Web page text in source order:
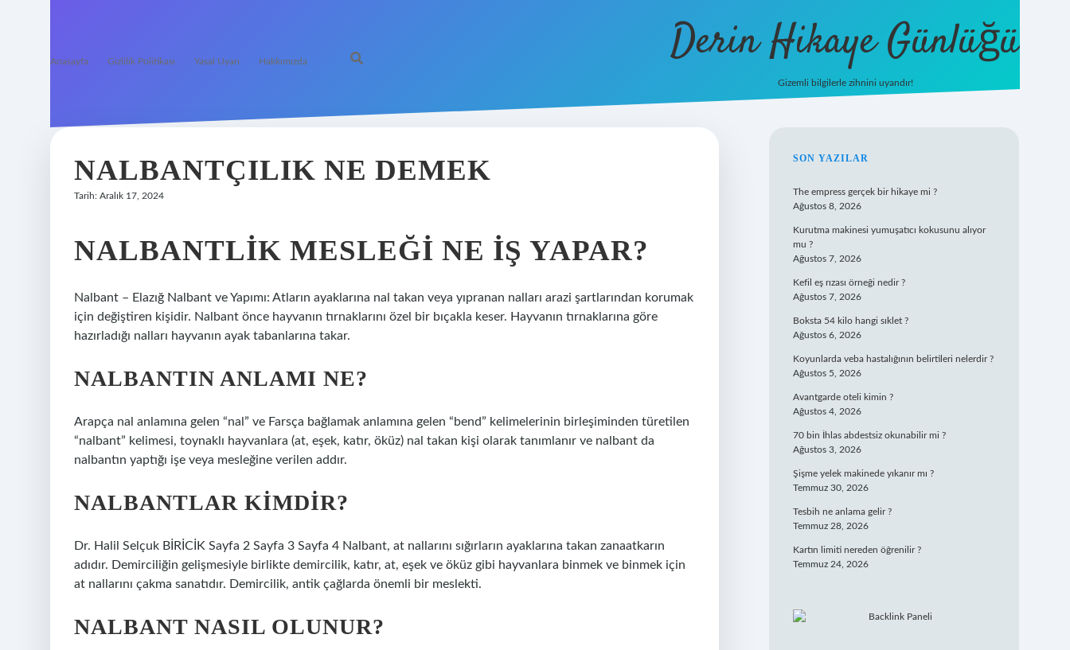
Anasayfa Gizlilik Politikası Yasal Uyarı Hakkımızda Derin Hikaye Günlüğü
Gizemli bilgilerle zihnini uyandır!
NALBANTÇILIK NE DEMEK
Tarih: Aralık 17, 2024
NALBANTLIK MESLEĞI NE IŞ YAPAR?
Nalbant – Elazığ Nalbant ve Yapımı: Atların ayaklarına nal takan veya yıpranan nalları arazi şartlarından korumak
için değiştiren kişidir. Nalbant önce hayvanın tırnaklarını özel bir bıçakla keser. Hayvanın tırnaklarına göre
hazırladığı nalları hayvanın ayak tabanlarına takar.
NALBANTIN ANLAMI NE?
Arapça nal anlamına gelen “nal” ve Farsça bağlamak anlamına gelen “bend” kelimelerinin birleşiminden türetilen
“nalbant” kelimesi, toynaklı hayvanlara (at, eşek, katır, öküz) nal takan kişi olarak tanımlanır ve nalbant da
nalbantın yaptığı işe veya mesleğine verilen addır.
NALBANTLAR KIMDIR?
Dr. Halil Selçuk BİRİCİK Sayfa 2 Sayfa 3 Sayfa 4 Nalbant, at nallarını sığırların ayaklarına takan zanaatkarın
adıdır. Demirciliğin gelişmesiyle birlikte demircilik, katır, at, eşek ve öküz gibi hayvanlara binmek ve binmek için
at nallarını çakma sanatıdır. Demircilik, antik çağlarda önemli bir meslekti.
NALBANT NASIL OLUNUR?
SIDEBAR
SON YAZILAR
The empress gerçek bir hikaye mi ?
Ağustos 8, 2026
Kurutma makinesi yumuşatıcı kokusunu alıyor
mu ?
Ağustos 7, 2026
Kefil eş rızası örneği nedir ?
Ağustos 7, 2026
Boksta 54 kilo hangi sıklet ?
Ağustos 6, 2026
Koyunlarda veba hastalığının belirtileri nelerdir ?
Ağustos 5, 2026
Avantgarde oteli kimin ?
Ağustos 4, 2026
70 bin İhlas abdestsiz okunabilir mi ?
Ağustos 3, 2026
Şişme yelek makinede yıkanır mı ?
Temmuz 30, 2026
Tesbih ne anlama gelir ?
Temmuz 28, 2026
Kartın limiti nereden öğrenilir ?
Temmuz 24, 2026